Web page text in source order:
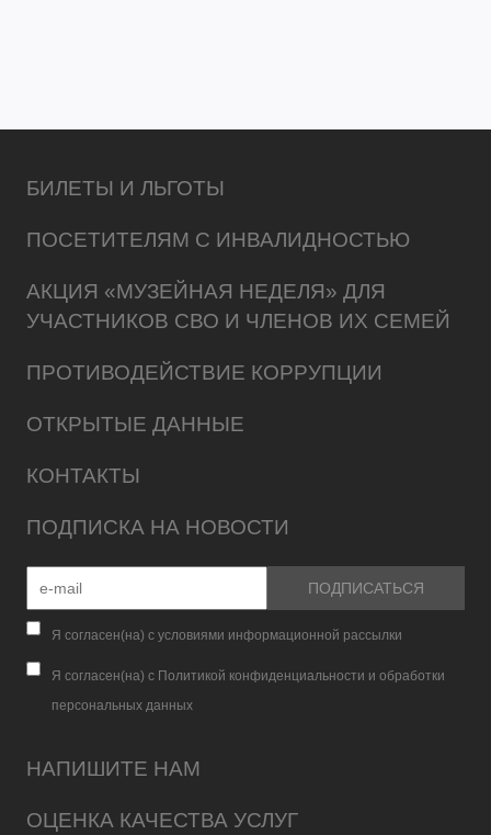
БИЛЕТЫ И ЛЬГОТЫ
ПОСЕТИТЕЛЯМ С ИНВАЛИДНОСТЬЮ
АКЦИЯ «МУЗЕЙНАЯ НЕДЕЛЯ» ДЛЯ
УЧАСТНИКОВ СВО И ЧЛЕНОВ ИХ СЕМЕЙ
ПРОТИВОДЕЙСТВИЕ КОРРУПЦИИ
ОТКРЫТЫЕ ДАННЫЕ
КОНТАКТЫ
ПОДПИСКА НА НОВОСТИ
Я согласен(на) с условиями информационной рассылки
Я согласен(на) с Политикой конфиденциальности и обработки
персональных данных
НАПИШИТЕ НАМ
ОЦЕНКА КАЧЕСТВА УСЛУГ